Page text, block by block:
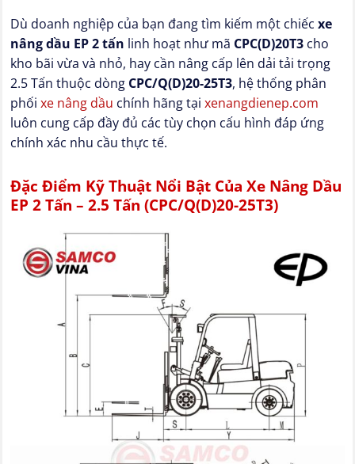
Dù doanh nghiệp của bạn đang tìm kiếm một chiếc xe
nâng dầu EP 2 tấn linh hoạt như mã CPC(D)20T3 cho
kho bãi vừa và nhỏ, hay cần nâng cấp lên dải tải trọng
2.5 Tấn thuộc dòng CPC/Q(D)20-25T3, hệ thống phân
phối xe nâng dầu chính hãng tại xenangdienep.com
luôn cung cấp đầy đủ các tùy chọn cấu hình đáp ứng
chính xác nhu cầu thực tế.
Đặc Điểm Kỹ Thuật Nổi Bật Của Xe Nâng Dầu
EP 2 Tấn – 2.5 Tấn (CPC/Q(D)20-25T3)